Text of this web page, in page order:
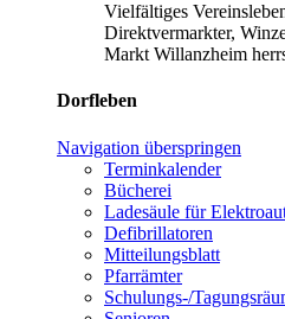
Vielfältiges
Direktvermarkter,
Markt Willanzheim
Dorfleben
Navigation überspringen
Terminkalender
Bücherei
Ladesäule für
Defibrillatoren
Mitteilungsblatt
Pfarrämter
Schulungs-/